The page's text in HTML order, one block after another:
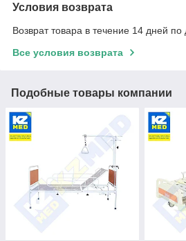
Условия возврата
Возврат товара в течение 14 дней по
Все условия возврата
Подобные товары компании